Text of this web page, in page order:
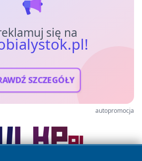
się na
SZCZEGÓŁY
autopromocja